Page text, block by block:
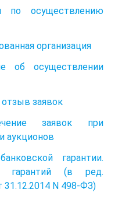
по осуществлению
организация
об осуществлении
заявок
заявок при
аукционов
гарантии.
гарантий (в ред.
31.12.2014 N 498-ФЗ)